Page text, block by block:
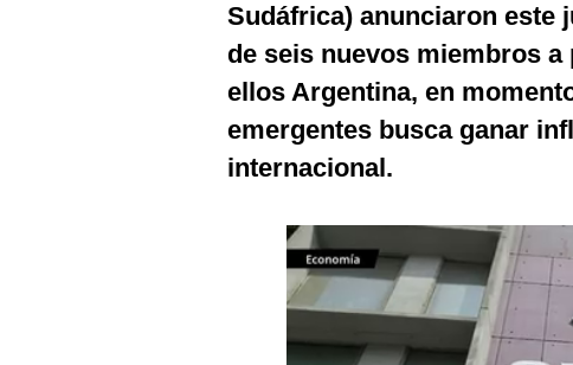
Sudáfrica) anunciaron este
de seis nuevos miembros
ellos Argentina, en
emergentes busca ganar
internacional.